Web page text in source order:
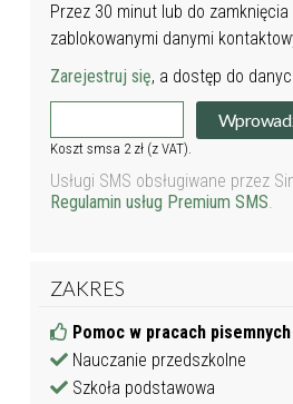
Przez 30 minut lub do
zablokowanymi danymi
Zarejestruj się, a dostęp do
Koszt smsa 2 zł (z VAT).
Usługi SMS obsługiwane przez
Regulamin usług Premium SMS.
ZAKRES
Pomoc w pracach pisemnych
Nauczanie przedszkolne
Szkoła podstawowa